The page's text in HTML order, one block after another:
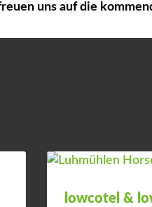
uns auf die
lowcotel &